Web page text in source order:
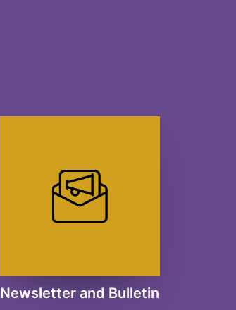
Newsletter and Bulletin